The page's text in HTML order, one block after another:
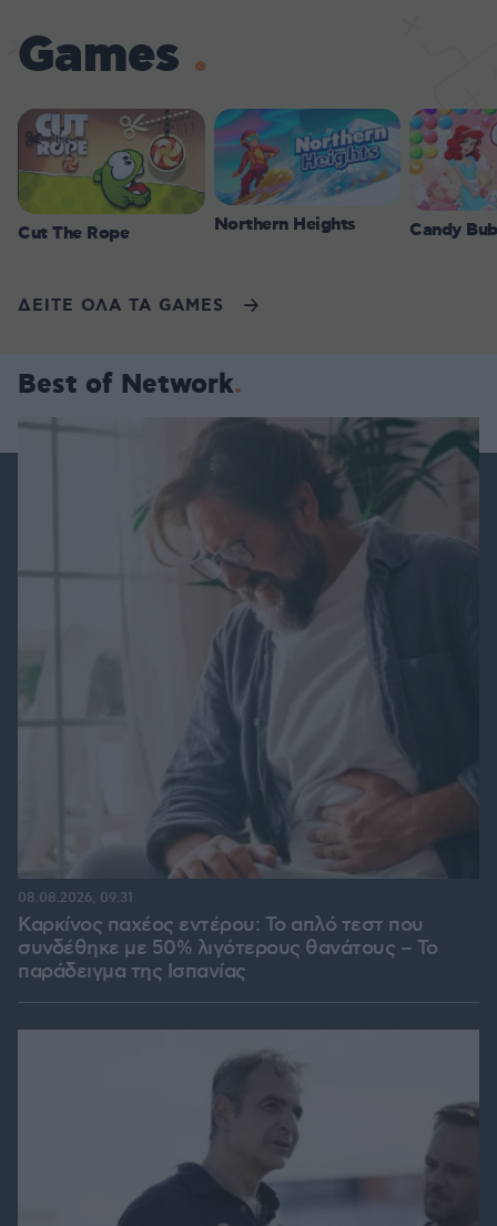
Games
Cut The Rope Northern Heights Candy
ΔΕΙΤΕ ΟΛΑ ΤΑ GAMES
Best of Network
Καρκίνος παχέος εντέρου: Το απλό τεστ που
συνδέθηκε με 50% λιγότερους θανάτους – Το
παράδειγμα της Ισπανίας
08.08.2026, 09:31